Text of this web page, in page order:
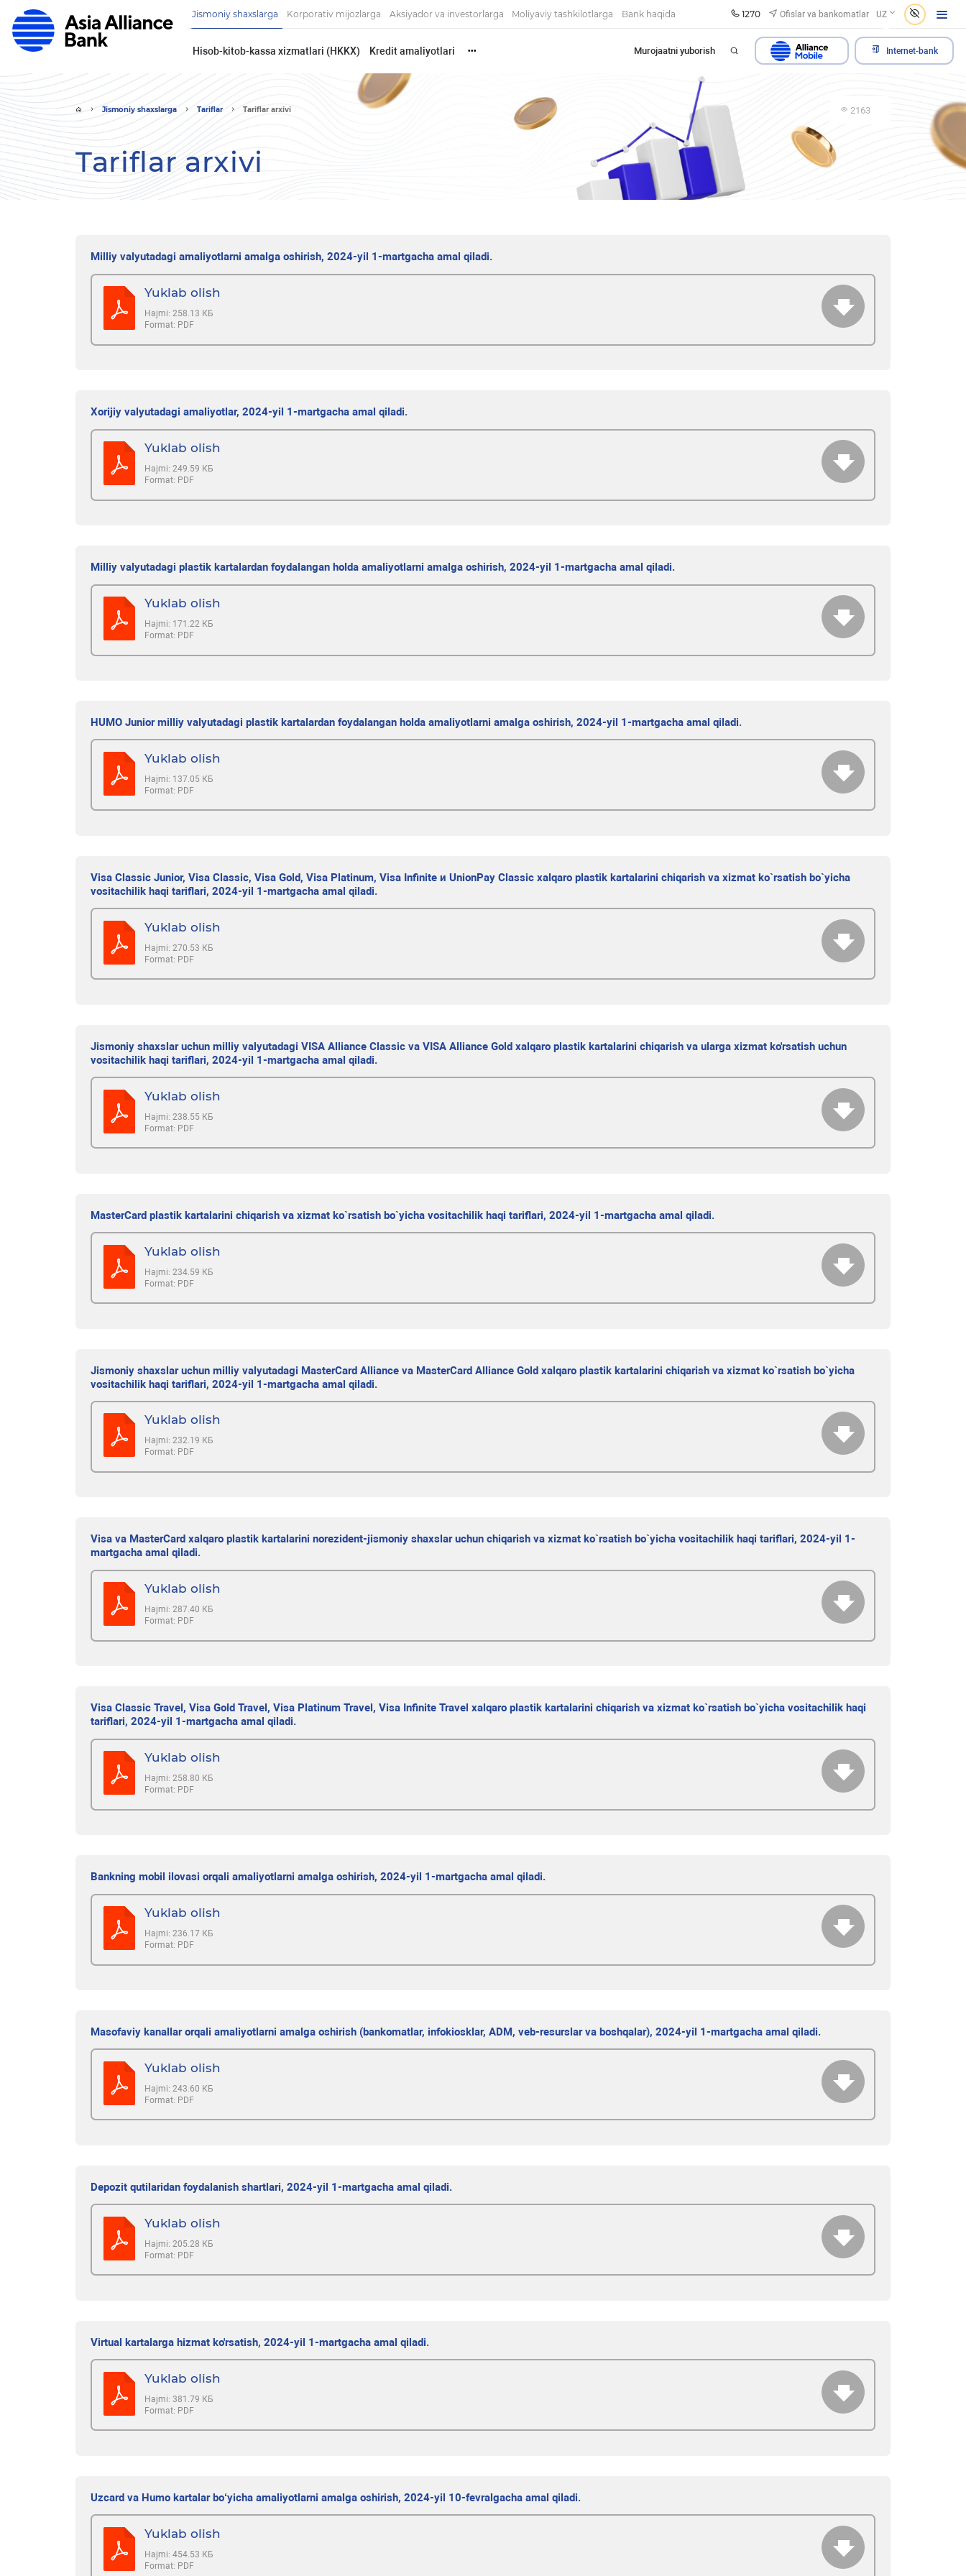
Jismoniy shaxslarga Korporativ mijozlarga Aksiyador va investorlarga Moliyaviy tashkilotlarga Bank haqida 1270 Ofislar va bankomatlar UZ
Hisob-kitob-kassa xizmatlari (HKKX) Kredit amaliyotlari ••• Murojaatni yuborish Internet-bank
Jismoniy shaxslarga Tariflar Tariflar arxivi 2163
Tariflar arxivi
Milliy valyutadagi amaliyotlarni amalga oshirish, 2024-yil 1-martgacha amal qiladi.
Yuklab olish
Hajmi:258.13 КБ
Format: PDF
Xorijiy valyutadagi amaliyotlar, 2024-yil 1-martgacha amal qiladi.
Yuklab olish
Hajmi:249.59 КБ
Format: PDF
Milliy valyutadagi plastik kartalardan foydalangan holda amaliyotlarni amalga oshirish, 2024-yil 1-martgacha amal qiladi.
Yuklab olish
Hajmi: 171.22 КБ
Format: PDF
HUMO Junior milliy valyutadagi plastik kartalardan foydalangan holda amaliyotlarni amalga oshirish, 2024-yil 1-martgacha amal qiladi.
Yuklab olish
Hajmi: 137.05 КБ
Format: PDF
Visa Classic Junior, Visa Classic, Visa Gold, Visa Platinum, Visa Infinite и UnionPay Classic xalqaro plastik kartalarini chiqarish va xizmat ko`rsatish bo`yicha
vositachilik haqi tariflari, 2024-yil 1-martgacha amal qiladi.
Yuklab olish
Hajmi:270.53 КБ
Format: PDF
Jismoniy shaxslar uchun milliy valyutadagi VISA Alliance Classic va VISA Alliance Gold xalqaro plastik kartalarini chiqarish va ularga xizmat ko'rsatish uchun
vositachilik haqi tariflari, 2024-yil 1-martgacha amal qiladi.
Yuklab olish
Hajmi:238.55 КБ
Format: PDF
MasterCard plastik kartalarini chiqarish va xizmat ko`rsatish bo`yicha vositachilik haqi tariflari, 2024-yil 1-martgacha amal qiladi.
Yuklab olish
Hajmi:234.59 КБ
Format: PDF
Jismoniy shaxslar uchun milliy valyutadagi MasterCard Alliance va MasterCard Alliance Gold xalqaro plastik kartalarini chiqarish va xizmat ko`rsatish bo`yicha
vositachilik haqi tariflari, 2024-yil 1-martgacha amal qiladi.
Yuklab olish
Hajmi:232.19 КБ
Format: PDF
Visa va MasterCard xalqaro plastik kartalarini norezident-jismoniy shaxslar uchun chiqarish va xizmat ko`rsatish bo`yicha vositachilik haqi tariflari, 2024-yil 1-
martgacha amal qiladi.
Yuklab olish
Hajmi:287.40 КБ
Format: PDF
Visa Classic Travel, Visa Gold Travel, Visa Platinum Travel, Visa Infinite Travel xalqaro plastik kartalarini chiqarish va xizmat ko`rsatish bo`yicha vositachilik haqi
tariflari, 2024-yil 1-martgacha amal qiladi.
Yuklab olish
Hajmi:258.80 КБ
Format: PDF
Bankning mobil ilovasi orqali amaliyotlarni amalga oshirish, 2024-yil 1-martgacha amal qiladi.
Yuklab olish
Hajmi:236.17 КБ
Format: PDF
Masofaviy kanallar orqali amaliyotlarni amalga oshirish (bankomatlar, infokiosklar, ADM, veb-resurslar va boshqalar), 2024-yil 1-martgacha amal qiladi.
Yuklab olish
Hajmi:243.60 КБ
Format: PDF
Depozit qutilaridan foydalanish shartlari, 2024-yil 1-martgacha amal qiladi.
Yuklab olish
Hajmi:205.28 КБ
Format: PDF
Virtual kartalarga hizmat ko'rsatish, 2024-yil 1-martgacha amal qiladi.
Yuklab olish
Hajmi: 381.79 КБ
Format: PDF
Uzcard va Humo kartalar bo‘yicha amaliyotlarni amalga oshirish, 2024-yil 10-fevralgacha amal qiladi.
Yuklab olish
Hajmi:454.53 КБ
Format: PDF